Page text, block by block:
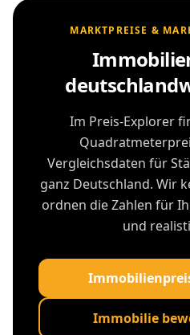
MARKTPREISE &
Im Preis-Explorer
Vergleichsdaten für
ganz Deutschland. Wir
ordnen die Zahlen für
und
Immobilie